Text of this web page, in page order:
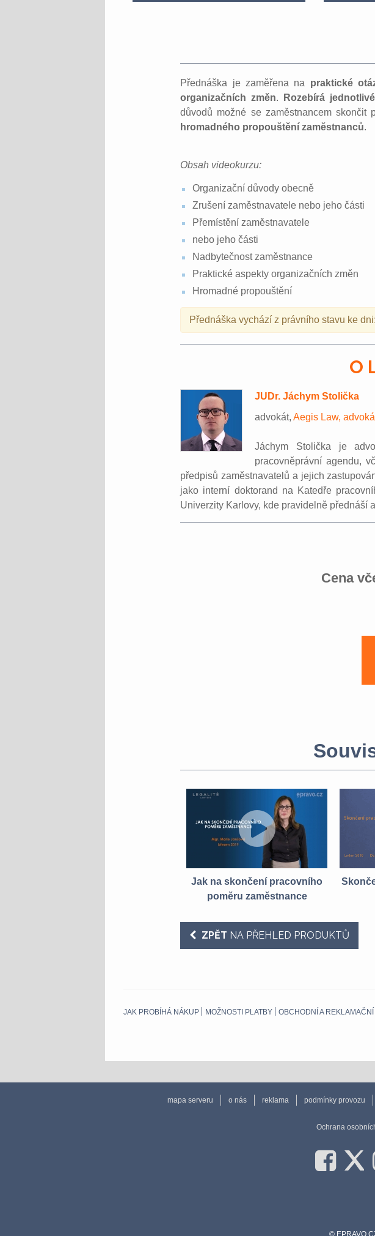
Přednáška je zaměřena na praktické
organizačních změn. Rozebírá
důvodů možné se zaměstnancem skončit
hromadného propouštění zaměstnanců.
Obsah videokurzu:
Organizační důvody obecně
Zrušení zaměstnavatele nebo jeho části
Přemístění zaměstnavatele
nebo jeho části
Nadbytečnost zaměstnance
Praktické aspekty organizačních změn
Hromadné propouštění
Přednáška vychází z právního stavu ke
O
JUDr. Jáchym Stolička
advokát,Aegis Law,
Jáchym Stolička je
pracovněprávní agendu,
předpisů zaměstnavatelů a jejich
jako interní doktorand na Katedře
Univerzity Karlovy, kde pravidelně přednáší
Cena
Jak na skončení pracovního
poměru zaměstnance
ZPĚT NA PŘEHLED PRODUKTŮ
JAK PROBÍHÁ NÁKUP MOŽNOSTI PLATBY OBCHODNÍ A
mapa serveru o nás reklama podmínky provozu
Ochrana
©